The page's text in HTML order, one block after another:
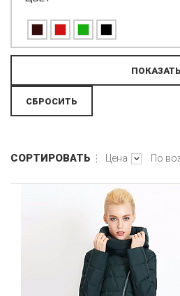
СОРТИРОВАТЬ Цена По